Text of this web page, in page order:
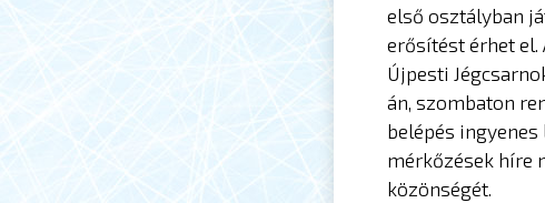
első osztályban
erősítést érhet el.
Újpesti
án, szombaton
belépés
mérkőzések híre
közönségét.